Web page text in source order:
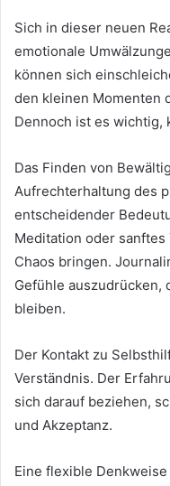
Sich in dieser neuen
emotionale
können sich
den kleinen Momenten
Dennoch ist es wichtig,
Das Finden von
Aufrechterhaltung des
entscheidender
Meditation oder
Chaos bringen.
Gefühle
bleiben.
Der Kontakt zu
Verständnis. Der
sich darauf beziehen,
und Akzeptanz.
Eine flexible